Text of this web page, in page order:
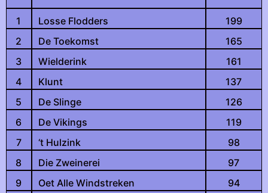
1 Losse Flodders
199
2
De Toekomst
165
3
Wielderink
161
4
Klunt
137
5
De Slinge
126
6
De Vikings
119
7
‘t Hulzink
98
8
Die Zweinerei
97
9
Oet Alle Windstreken 94